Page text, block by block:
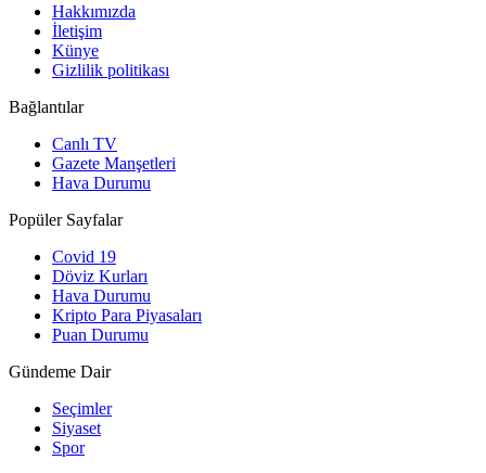
Hakkımızda
İletişim
Künye
Gizlilik politikası
Bağlantılar
Canlı TV
Gazete Manşetleri
Hava Durumu
Popüler Sayfalar
Covid 19
Döviz Kurları
Hava Durumu
Kripto Para Piyasaları
Puan Durumu
Gündeme Dair
Seçimler
Siyaset
Spor